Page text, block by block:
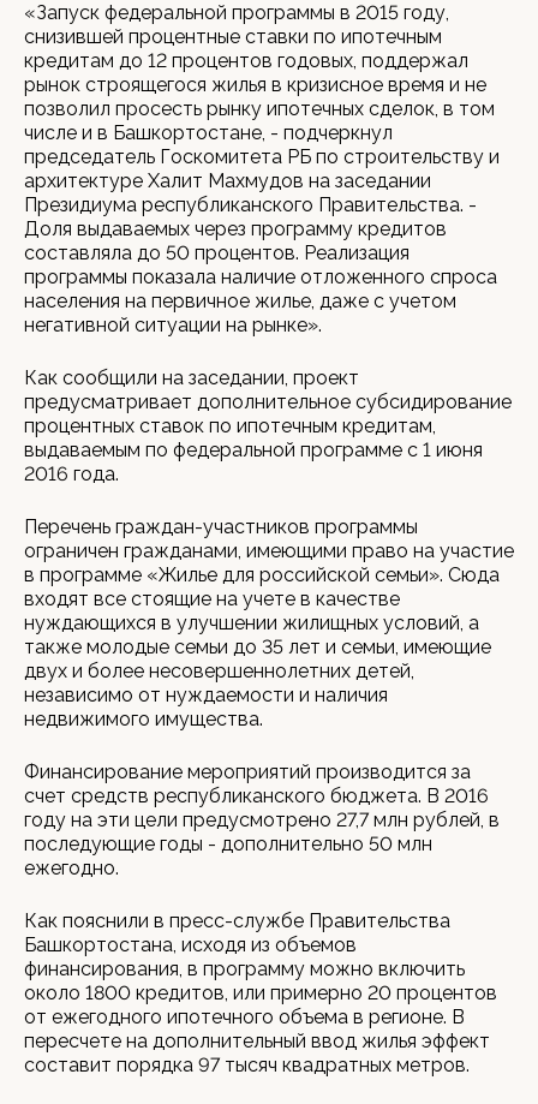
«Запуск федеральной программы в 2015 году,
снизившей процентные ставки по ипотечным
кредитам до 12 процентов годовых, поддержал
рынок строящегося жилья в кризисное время и не
позволил просесть рынку ипотечных сделок, в том
числе и в Башкортостане, - подчеркнул
председатель Госкомитета РБ по строительству и
архитектуре Халит Махмудов на заседании
Президиума республиканского Правительства. -
Доля выдаваемых через программу кредитов
составляла до 50 процентов. Реализация
программы показала наличие отложенного спроса
населения на первичное жилье, даже с учетом
негативной ситуации на рынке».
Как сообщили на заседании, проект
предусматривает дополнительное субсидирование
процентных ставок по ипотечным кредитам,
выдаваемым по федеральной программе с 1 июня
2016 года.
Перечень граждан-участников программы
ограничен гражданами, имеющими право на участие
в программе «Жилье для российской семьи». Сюда
входят все стоящие на учете в качестве
нуждающихся в улучшении жилищных условий, а
также молодые семьи до 35 лет и семьи, имеющие
двух и более несовершеннолетних детей,
независимо от нуждаемости и наличия
недвижимого имущества.
Финансирование мероприятий производится за
счет средств республиканского бюджета. В 2016
году на эти цели предусмотрено 27,7 млн рублей, в
последующие годы - дополнительно 50 млн
ежегодно.
Как пояснили в пресс-службе Правительства
Башкортостана, исходя из объемов
финансирования, в программу можно включить
около 1800 кредитов, или примерно 20 процентов
от ежегодного ипотечного объема в регионе. В
пересчете на дополнительный ввод жилья эффект
составит порядка 97 тысяч квадратных метров.